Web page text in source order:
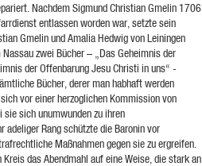
Nachdem Sigmund Christian Gmelin 1706
entlassen worden war, setzte sein
Gmelin und Amalia Hedwig von Leiningen
zwei Bücher – „Das Geheimnis der
der Offenbarung Jesu Christi in uns“ -
Bücher, derer man habhaft werden
vor einer herzoglichen Kommission von
sie sich unumwunden zu ihren
Rang schützte die Baronin vor
Maßnahmen gegen sie zu ergreifen.
das Abendmahl auf eine Weise, die stark an